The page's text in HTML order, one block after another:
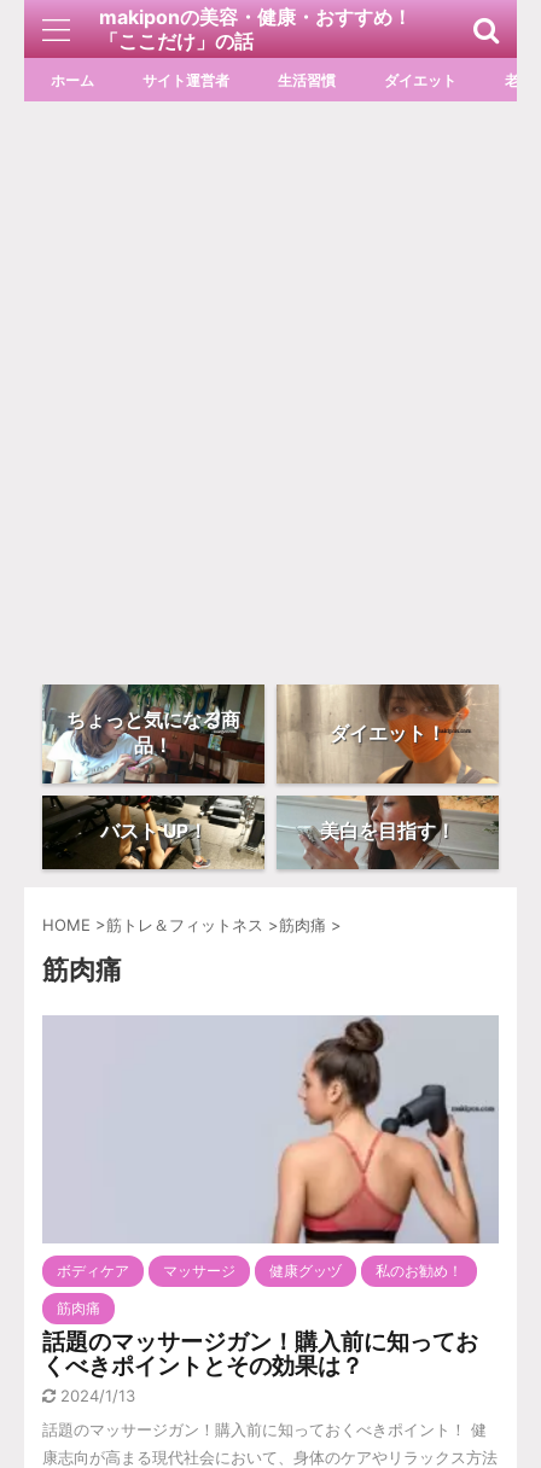
makiponの美容・健康・おすすめ！
「ここだけ」の話
ホーム サイト運営者 生活習慣 ダイエット 老化
ちょっと気になる商
品！
ダイエット！
バスト UP！ 美白を目指す！
HOME >筋トレ＆フィットネス >筋肉痛 >
筋肉痛
ボディケア マッサージ 健康グッヅ 私のお勧め！
筋肉痛
話題のマッサージガン！購入前に知ってお
くべきポイントとその効果は？
2024/1/13
話題のマッサージガン！購入前に知っておくべきポイント！ 健
康志向が高まる現代社会において、身体のケアやリラックス方法